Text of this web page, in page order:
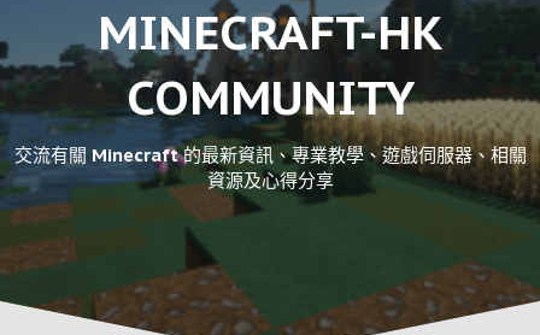
MINECRAFT-HK
COMMUNITY
交流有關 Minecraft 的最新資訊、專業教學、遊戲伺服器、相關
資源及心得分享